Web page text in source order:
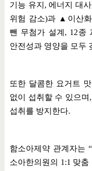
기능 유지 , 에너지 대사
위험 감소)과 ▲ 이산
뺀 무첨가 설계 , 12종
안전성과 영양을 모두
또한 달콤한 요거트
없이 섭취할 수 있으며 ,
섭취를 방지한다.
함소아제약 관계자는
소아한의원의 1:1 맞춤